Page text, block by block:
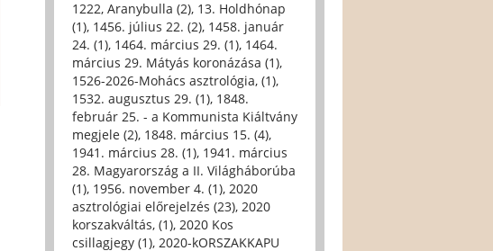
1222, Aranybulla (2), 13. Holdhónap
(1), 1456. július 22. (2), 1458. január
24. (1), 1464. március 29. (1), 1464.
március 29. Mátyás koronázása (1),
1526-2026-Mohács asztrológia, (1),
1532. augusztus 29. (1), 1848.
február 25. - a Kommunista Kiáltvány
megjele (2), 1848. március 15. (4),
1941. március 28. (1), 1941. március
28. Magyarország a II. Világháborúba
(1), 1956. november 4. (1), 2020
asztrológiai előrejelzés (23), 2020
korszakváltás, (1), 2020 Kos
csillagjegy (1), 2020-kORSZAKKAPU